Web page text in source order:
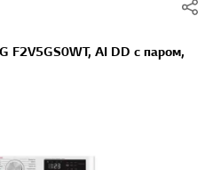
F2V5GS0WT, AI DD с паром,